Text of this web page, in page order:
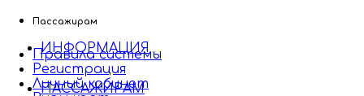
ИНФОРМАЦИЯ
ПАССАЖИРАМ
Пассажирам
Правила системы
Регистрация
Личный кабинет